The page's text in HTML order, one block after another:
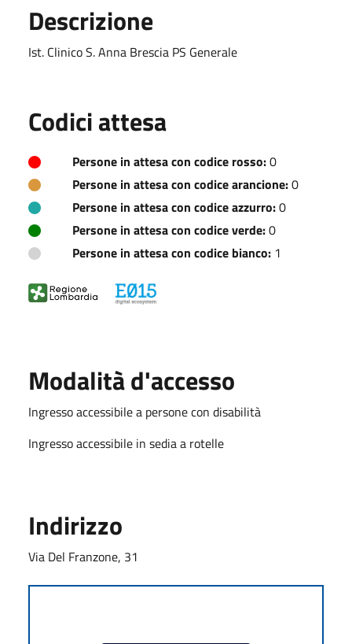
Descrizione
Ist. Clinico S. Anna Brescia PS Generale
Codici attesa
Persone in attesa con codice rosso:0
Persone in attesa con codice arancione:0
Persone in attesa con codice azzurro:0
Persone in attesa con codice verde:0
Persone in attesa con codice bianco: 1
Modalità d'accesso
Ingresso accessibile a persone con disabilità
Ingresso accessibile in sedia a rotelle
Indirizzo
Via Del Franzone, 31